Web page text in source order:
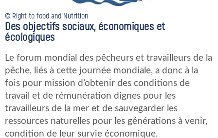
© Right to food and Nutrition
Des objectifs sociaux, économiques et
écologiques
Le forum mondial des pêcheurs et travailleurs de la
pêche, liés à cette journée mondiale, a donc à la
fois pour mission d’obtenir des conditions de
travail et de rémunération dignes pour les
travailleurs de la mer et de sauvegarder les
ressources naturelles pour les générations à venir,
condition de leur survie économique.